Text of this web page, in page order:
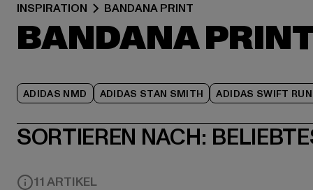
INSPIRATION BANDANA PRINT
BANDANA
ADIDAS NMD ADIDAS STAN SMITH ADIDAS SWIFT RUN
SORTIEREN NACH:
11 ARTIKEL